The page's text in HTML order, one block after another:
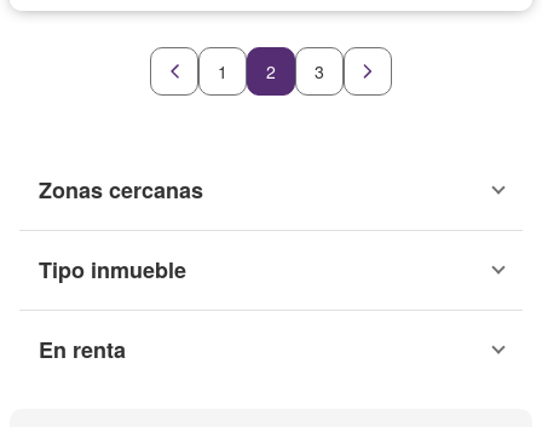
1 2 3
Zonas cercanas
Tipo inmueble
En renta